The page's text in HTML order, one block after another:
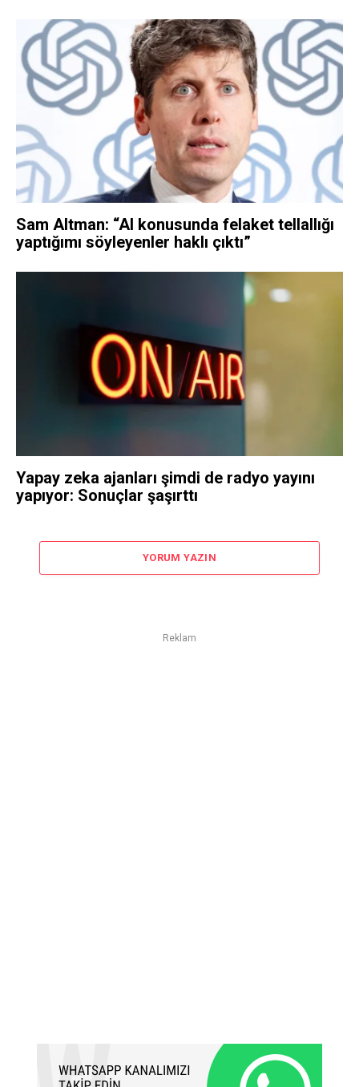
Sam Altman: “AI konusunda felaket tellallığı
yaptığımı söyleyenler haklı çıktı”
Yapay zeka ajanları şimdi de radyo yayını
yapıyor: Sonuçlar şaşırttı
YORUM YAZIN
Reklam